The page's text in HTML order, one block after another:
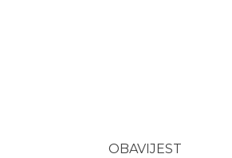
OBAVIJEST